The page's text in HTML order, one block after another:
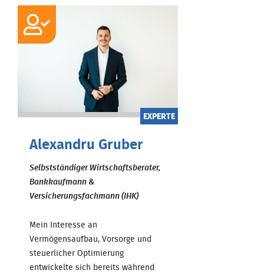
EXPERTE
Alexandru Gruber
Selbstständiger Wirtschaftsberater,
Bankkaufmann &
Versicherungsfachmann (IHK)
Mein Interesse an
Vermögensaufbau, Vorsorge und
steuerlicher Optimierung
entwickelte sich bereits während